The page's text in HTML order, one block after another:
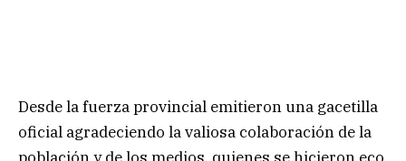
Desde la fuerza provincial emitieron una gacetilla
oficial agradeciendo la valiosa colaboración de la